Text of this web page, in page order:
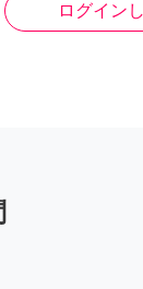
ログイン